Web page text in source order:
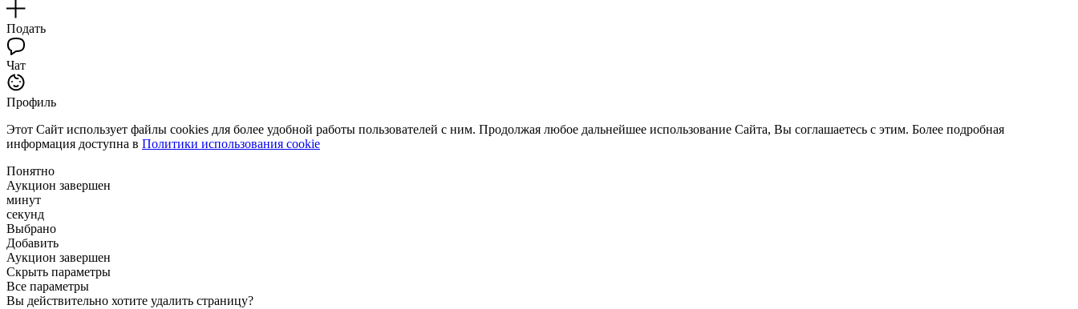
Подать
Чат
Профиль
Этот Сайт использует файлы cookies для более удобной работы пользователей с ним. Продолжая любое дальнейшее использование Сайта, Вы соглашаетесь с этим. Более подробная
информация доступна в Политики использования cookie
Понятно
Аукцион завершен
минут
секунд
Выбрано
Добавить
Аукцион завершен
Скрыть параметры
Все параметры
Вы действительно хотите удалить страницу?